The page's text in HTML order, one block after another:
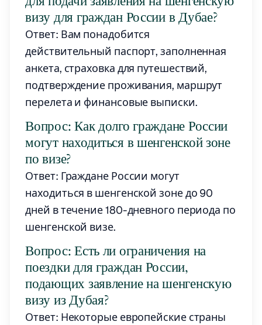
визу для граждан России в Дубае?
Ответ: Вам понадобится
действительный паспорт, заполненная
анкета, страховка для путешествий,
подтверждение проживания, маршрут
перелета и финансовые выписки.
Вопрос: Как долго граждане России
могут находиться в шенгенской зоне
по визе?
Ответ: Граждане России могут
находиться в шенгенской зоне до 90
дней в течение 180-дневного периода по
шенгенской визе.
Вопрос: Есть ли ограничения на
поездки для граждан России,
подающих заявление на шенгенскую
визу из Дубая?
Ответ: Некоторые европейские страны